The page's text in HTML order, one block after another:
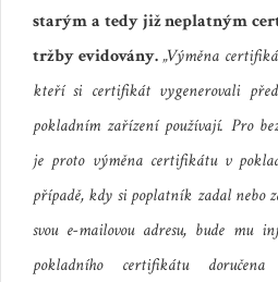
starým a tedy již neplatným
tržby evidovány.„Výměna
kteří si certifikát vygenerovali
pokladním zařízení používají. Pro
je proto výměna certifikátu v
případě, kdy si poplatník zadal nebo
svou e-mailovou adresu, bude mu
pokladního certifikátu